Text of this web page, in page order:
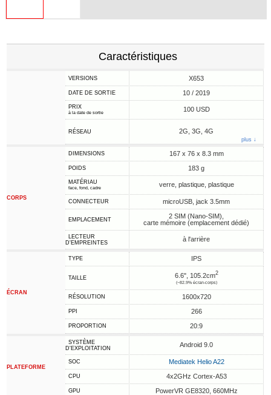
Caractéristiques
VERSIONS X653
DATE DE SORTIE 10 / 2019
PRIX
à la date de sortie 100 USD
RÉSEAU 2G, 3G, 4G
plus ↓
CORPS
DIMENSIONS 167 x 76 x 8.3 mm
POIDS 183 g
MATÉRIAU
face, fond, cadre verre, plastique, plastique
CONNECTEUR microUSB, jack 3.5mm
EMPLACEMENT
2 SIM (Nano-SIM),
carte mémoire (emplacement dédié)
LECTEUR
D'EMPREINTES
à l'arrière
ÉCRAN
TYPE IPS
TAILLE 6.6", 105.2cm2
(~82.9% écran-corps)
RÉSOLUTION 1600x720
PPI 266
PROPORTION 20:9
PLATEFORME
SYSTÈME
D'EXPLOITATION
Android 9.0
SOC Mediatek Helio A22
CPU 4x2GHz Cortex-A53
GPU PowerVR GE8320, 660MHz